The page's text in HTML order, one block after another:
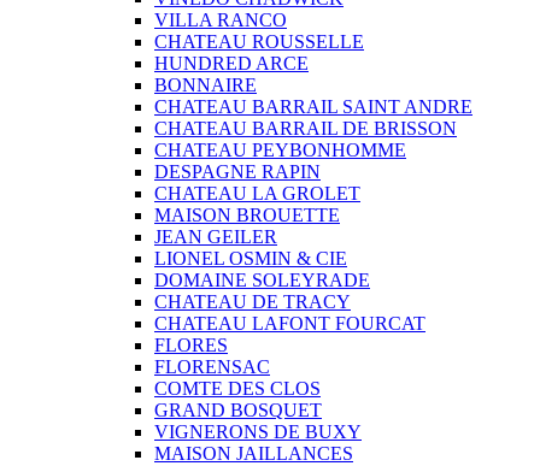
VILLA RANCO
CHATEAU ROUSSELLE
HUNDRED ARCE
BONNAIRE
CHATEAU BARRAIL SAINT ANDRE
CHATEAU BARRAIL DE BRISSON
CHATEAU PEYBONHOMME
DESPAGNE RAPIN
CHATEAU LA GROLET
MAISON BROUETTE
JEAN GEILER
LIONEL OSMIN & CIE
DOMAINE SOLEYRADE
CHATEAU DE TRACY
CHATEAU LAFONT FOURCAT
FLORES
FLORENSAC
COMTE DES CLOS
GRAND BOSQUET
VIGNERONS DE BUXY
MAISON JAILLANCES